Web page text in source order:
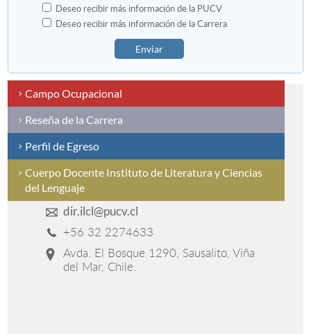
Deseo recibir más información de la PUCV
Deseo recibir más información de la Carrera
Enviar
Campo Ocupacional
Reseña de la Carrera
Perfil de Egreso
Cuerpo Docente Instituto de Literatura y Ciencias
del Lenguaje
dir.ilcl@pucv.cl
+56 32 2274633
Avda. El Bosque 1290, Sausalito, Viña
del Mar, Chile.